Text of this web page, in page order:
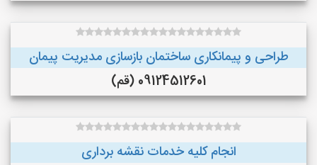
طراحی و پیمانکاری ساختمان بازسازی مدیریت پیمان
09124512601 (قم)
انجام کلیه خدمات نقشه برداری